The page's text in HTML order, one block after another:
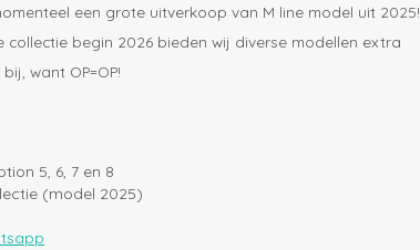
een grote uitverkoop van M line model uit 2025!
collectie begin 2026 bieden wij diverse modellen extra
want OP=OP!
5, 6, 7 en 8
(model 2025)